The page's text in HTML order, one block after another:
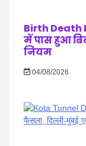
Birth Death
में पास हुआ
नियम
04/08/2026